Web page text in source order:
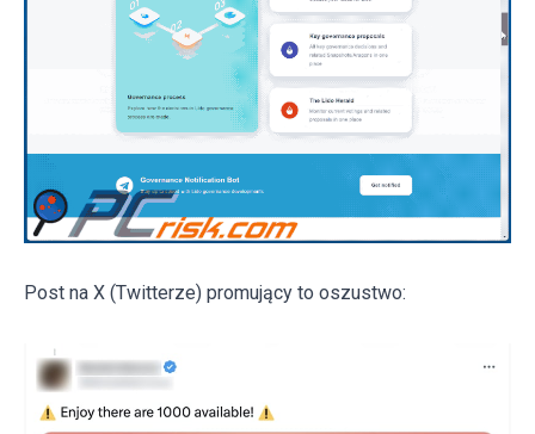
Post na X (Twitterze) promujący to oszustwo: